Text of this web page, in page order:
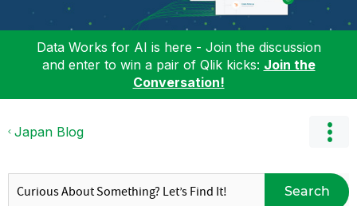
Data Works for AI is here - Join the discussion
and enter to win a pair of Qlik kicks: Join the
Conversation!
Japan Blog
Search